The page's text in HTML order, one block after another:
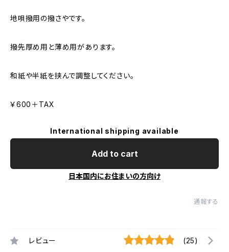
地唄撥用の撥さやです。
撥先厚め用と薄め用があります。
和紙や半紙を挟んで調整してください。
￥600＋TAX
International shipping available
Add to cart
日本国内にお住まいの方向け
通報する
レビュー (25)